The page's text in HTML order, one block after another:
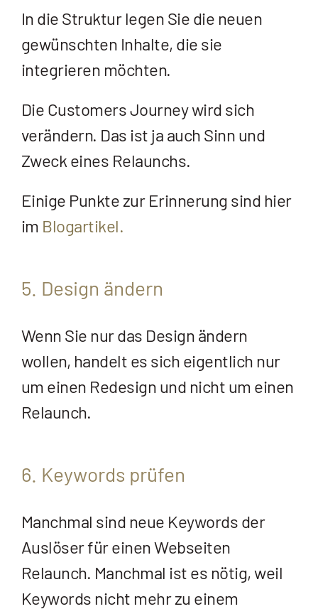
In die Struktur legen Sie die neuen
gewünschten Inhalte, die sie
integrieren möchten.
Die Customers Journey wird sich
verändern. Das ist ja auch Sinn und
Zweck eines Relaunchs.
Einige Punkte zur Erinnerung sind hier
im Blogartikel.
5. Design ändern
Wenn Sie nur das Design ändern
wollen, handelt es sich eigentlich nur
um einen Redesign und nicht um einen
Relaunch.
6. Keywords prüfen
Manchmal sind neue Keywords der
Auslöser für einen Webseiten
Relaunch. Manchmal ist es nötig, weil
Keywords nicht mehr zu einem